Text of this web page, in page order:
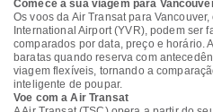
Comece a sua viagem para
Os voos da Air Transat para
International Airport (YVR), podem ser
comparados por data, preço e horário.
baratas quando reserva com
viagem flexíveis, tornando a
inteligente de poupar.
Voe com a Air Transat